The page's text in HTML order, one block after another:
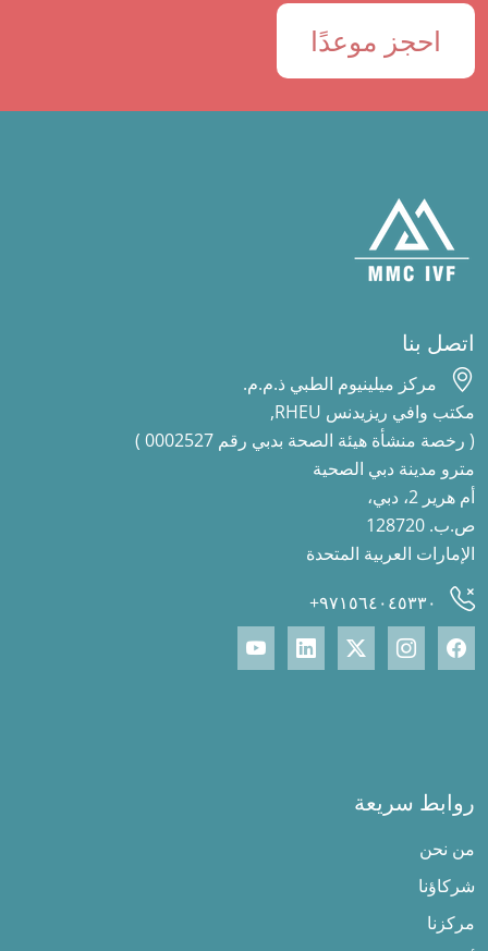
احجز موعدًا
اتصل بنا
مركز ميلينيوم الطبي ذ.م.م.
مكتب وافي ريزيدنس RHEU,
( رخصة منشأة هيئة الصحة بدبي رقم 0002527 )
مترو مدينة دبي الصحية
أم هرير 2، دبي،
ص.ب. 128720
الإمارات العربية المتحدة
٩٧١٥٦٤٠٤٥٣٣٠+
روابط سريعة
من نحن
شركاؤنا
مركزنا